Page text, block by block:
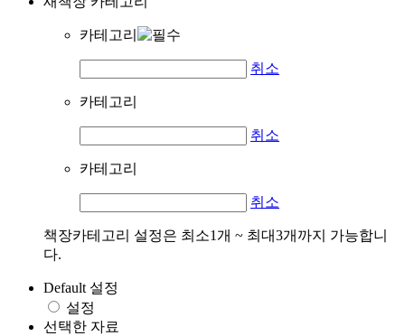
카테고리
취소
카테고리
취소
카테고리
취소
책장카테고리 설정은 최소1개 ~ 최대3개까지 가능합니
다.
Default 설정
설정
선택한 자료